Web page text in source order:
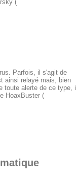
(
Parfois, il s'agit de
ainsi relayé mais, bien
toute alerte de ce type, il
HoaxBuster (